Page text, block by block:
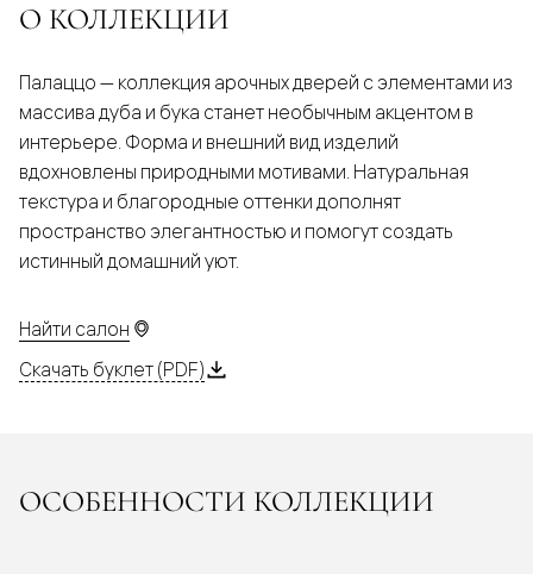
О КОЛЛЕКЦИИ
Палаццо — коллекция арочных дверей с элементами из
массива дуба и бука станет необычным акцентом в
интерьере. Форма и внешний вид изделий
вдохновлены природными мотивами. Натуральная
текстура и благородные оттенки дополнят
пространство элегантностью и помогут создать
истинный домашний уют.
Найти салон
Скачать буклет (PDF)
ОСОБЕННОСТИ КОЛЛЕКЦИИ